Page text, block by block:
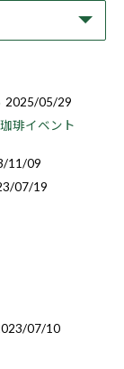
2025/05/29
琲イベント
11/09
07/19
07/10